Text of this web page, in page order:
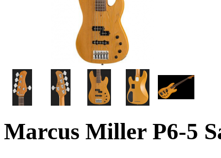
Marcus Miller P6-5